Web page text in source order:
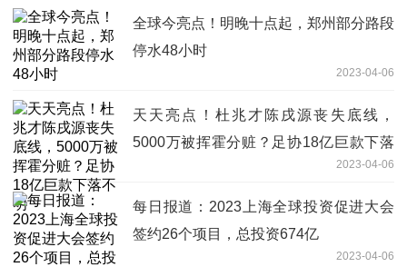
全球今亮点！明晚十点起，郑州部分路段
停水48小时
2023-04-06
天天亮点！杜兆才陈戌源丧失底线，
5000万被挥霍分赃？足协18亿巨款下落
2023-04-06
每日报道：2023上海全球投资促进大会
签约26个项目，总投资674亿
2023-04-06